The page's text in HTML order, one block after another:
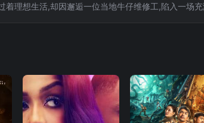
着理想生活,却因邂逅一位当地牛仔维修工,陷入一场